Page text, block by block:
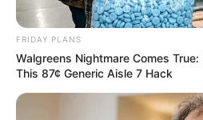
FRIDAY PLANS
Walgreens Nightmare Comes
This 87¢ Generic Aisle 7 Hack